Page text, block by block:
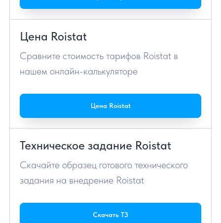
Цена Roistat
Сравните стоимость тарифов Roistat в
нашем онлайн-калькуляторе
Цена Roistat
Техническое задание Roistat
Скачайте образец готового технического
задания на внедрение Roistat
Скачать ТЗ